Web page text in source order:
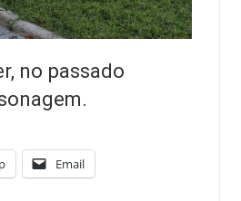
no passado
Email